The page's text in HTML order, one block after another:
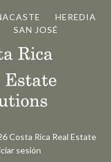
HEREDIA
SAN JOSÉ
Costa Rica Real Estate
sesión